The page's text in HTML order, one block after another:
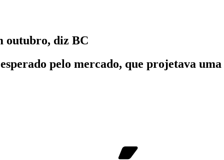
outubro, diz BC
pelo mercado, que projetava